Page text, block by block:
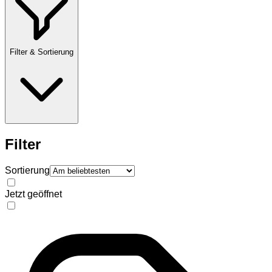
Filter & Sortierung
Filter
Sortierung
Jetzt geöffnet